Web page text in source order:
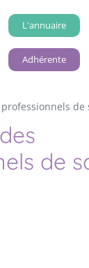
L'annuaire
Adhérente
professionnels de
de